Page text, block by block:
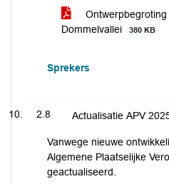
Dommelvallei
380 KB
Sprekers
2.8 Actualisatie APV
Vanwege nieuwe
Algemene Plaatselijke
geactualiseerd.